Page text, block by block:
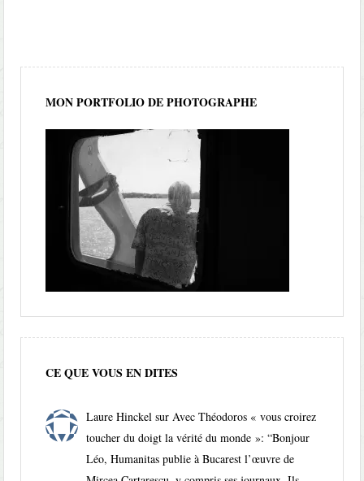
MON PORTFOLIO DE PHOTOGRAPHE
CE QUE VOUS EN DITES
Laure Hinckel sur Avec Théodoros « vous croirez
toucher du doigt la vérité du monde »: “Bonjour
Léo, Humanitas publie à Bucarest l’œuvre de